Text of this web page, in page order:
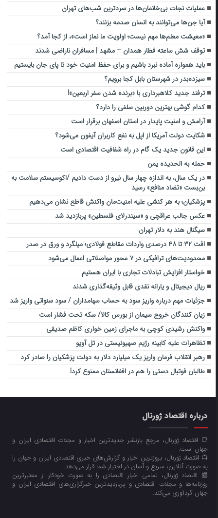
عملیات نجات بی‌خانمان‌ها در سردترین شب‌های تهران
آیا جن‌ها می‌توانند به انسان صدمه بزنند؟
«معیشت معلم‌ها مهم نیست؛ اولویت ما نماز است»، از کجا آمد؟
توقف شش ساعته قطار همدان – مشهد | مسافران ناراضی شدند
باید همواره آماده نبرد باشیم و برای حفظ امنیت خود تا پای جان بایستیم
سیزده‌بدر در شهرستان بابل کجا برویم؟
ترفند جدید کلاهبرداری با «برنده شدن سفر اربعین»!
کدام گوشی بهترین دوربین سلفی را دارد؟
آرامش و امنیت پایدار در استان اصفهان برقرار است
شکایت دولت آمریکا از اپل به نفع کاربران آیفون می‌شود؟
این قانون جدید یک گام در راه شفافیت اقتصادی است
حمله به الحدیده یمن
در یک سال، به اندازه چهار سال نیرو از دست دادیم /اکوسیستم سلامت به
بن‌بست «تضاد منافع» رسید
پزشکیان؛ به هر کنشی علیه امنیت‌مان واکنش قاطع نشان می‌دهیم
عکس جالب عراقچی و «سیندرلای فلسطین» پربازدید شد
سیگنال هند به دلار تهران
افت ۳۲ تا ۴۸ درصدی واردات مقاطع فولادی؛ میلگرد و ورق در صدر
محدودیت‌های ترافیکی در ۷ محور مواصلاتی اعمال می‌شود
خواستار افزایش‌ تبادلات ‌تجاری با ایران هستیم
ریال دیجیتال و یارانه نقدی قابل وثیقه‌گذاری شدند
جزئیات مهم درباره واریز سود به حساب سهامداران / سود سنواتی واریز شد
زیان کنندگان خروج سیمان از بورس کالا/ سکه تحت فشار است
واکنش رشیدی کوچی به ماجرای زمین خواری کاظم صدیقی
تظاهرات علیه کابینه رژیم صهیونیستی در تل آویو
رهبر انقلاب فرمان واریز یک میلیارد دلار به دولت پزشکیان را صادر کرد
طالبان فوتبال دستی را هم در افغانستان ممنوع کرد!
درباره اقتصاد ژورنال
📑 اقتصاد ژورنال، مرجع بازنشر جدیدترین اخبار و مجلات اقتصادی ایران و
جهان است.
📺 اقتصاد ژورنال، بروزترین اخبار و گزارش‌های خبری اقتصادی ایران و جهان را
به صورت آنلاین، سریع و آسان در اختیار شما قرار می‌‌دهد.
📰 اقتصاد ژورنال، تمامی اخبار اقتصادی را به صورت خودکار از معتبرترین
روزنامه‌ها و مجلات اقتصادی و پربازدیدترین خبرگزاری‌های اقتصادی ایران و
جهان گردآوری می‌کند.